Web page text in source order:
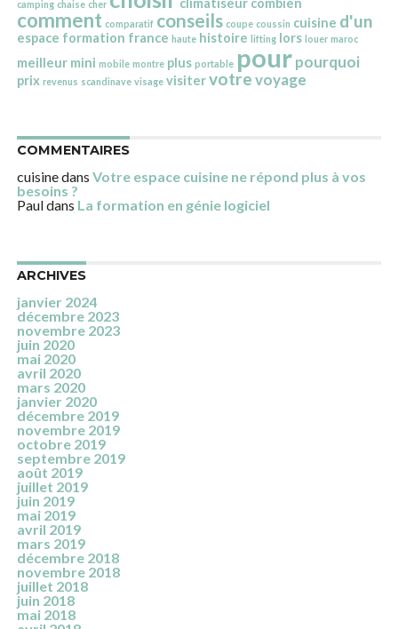
camping chaise cher climatiseur combien
comment comparatif conseils coupe coussin cuisine d'un
espace formation france haute histoire lifting lors louer maroc
meilleur mini mobile montre plus portable pour pourquoi
prix revenus scandinave visage visitervotrevoyage
COMMENTAIRES
cuisinedans Votre espace cuisine ne répond plus à vos
besoins ?
Pauldans La formation en génie logiciel
ARCHIVES
janvier 2024
décembre 2023
novembre 2023
juin 2020
mai 2020
avril 2020
mars 2020
janvier 2020
décembre 2019
novembre 2019
octobre 2019
septembre 2019
août 2019
juillet 2019
juin 2019
mai 2019
avril 2019
mars 2019
décembre 2018
novembre 2018
juillet 2018
juin 2018
mai 2018